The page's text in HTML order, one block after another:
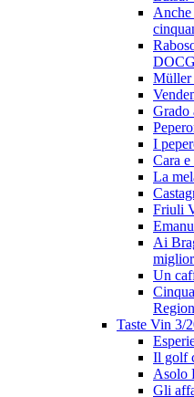
DOCG
Müller
Grado
I
Cara e
La
Friuli
Ai
Un
Taste Vin 3/
Il golf
Asolo
Gli